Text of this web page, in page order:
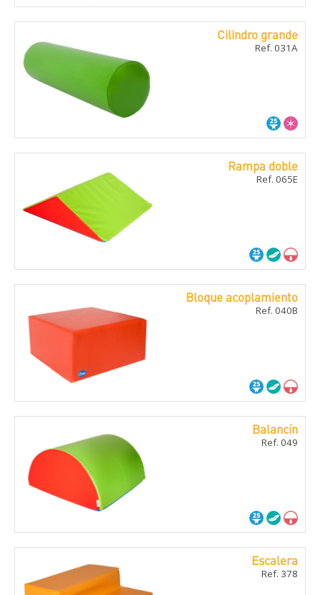
Cilindro grande
Ref. 031A
Rampa doble
Ref. 065E
Bloque acoplamiento
Ref. 040B
Balancí­n
Ref. 049
Escalera
Ref. 378